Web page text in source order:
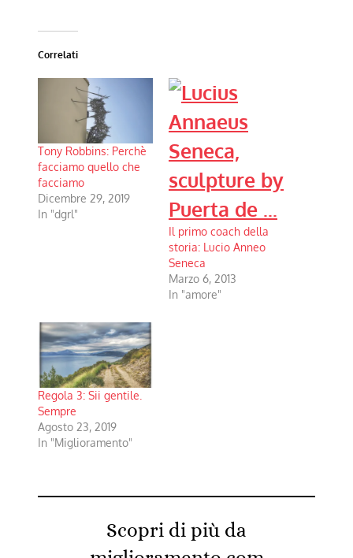
Correlati
Tony Robbins: Perchè
facciamo quello che
facciamo
Dicembre 29, 2019
In "dgrl"
Il primo coach della
storia: Lucio Anneo
Seneca
Marzo 6, 2013
In "amore"
Regola 3: Sii gentile.
Sempre
Agosto 23, 2019
In "Miglioramento"
Scopri di più da